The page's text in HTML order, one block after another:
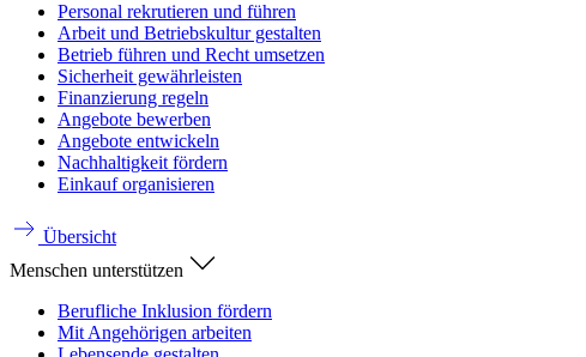
Personal rekrutieren und führen
Arbeit und Betriebskultur gestalten
Betrieb führen und Recht umsetzen
Sicherheit gewährleisten
Finanzierung regeln
Angebote bewerben
Angebote entwickeln
Nachhaltigkeit fördern
Einkauf organisieren
Übersicht
Menschen unterstützen
Berufliche Inklusion fördern
Mit Angehörigen arbeiten